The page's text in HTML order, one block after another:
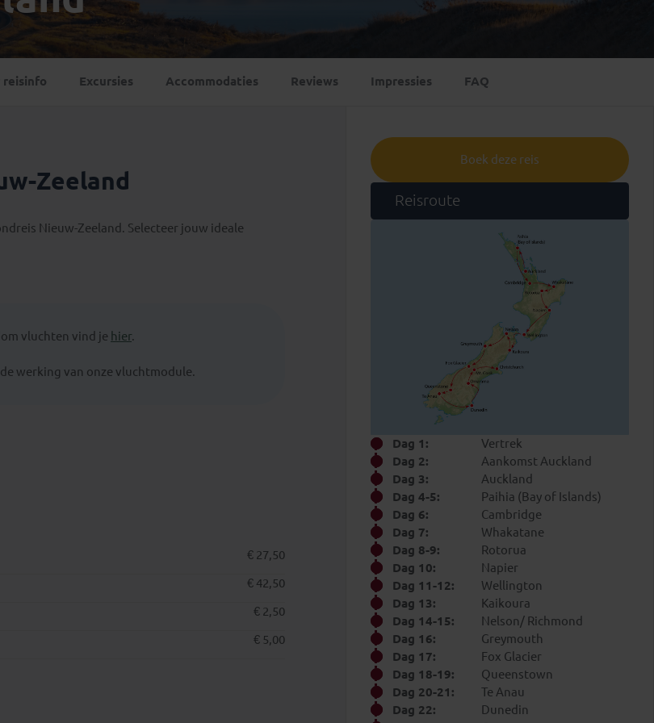
(4)
(1)
Kroatië
(2)
Montenegro
Noord-Macedonië
(1)
reisinfo Excursies Accommodaties Reviews Impressies FAQ
Zeeland
Nieuw-Zeeland. Selecteer jouw ideale
vluchten vind je hier.
werking van onze vluchtmodule.
€ 27,50
€ 42,50
€ 2,50
€ 5,00
Boek deze reis
Reisroute
Dag 1:
Vertrek
Dag 2:
Aankomst Auckland
Dag 3:
Auckland
Dag 4-5:
Paihia (Bay of Islands)
Dag 6:
Cambridge
Dag 7:
Whakatane
Dag 8-9:
Rotorua
Dag 10:
Napier
Dag 11-12:
Wellington
Dag 13:
Kaikoura
Dag 14-15:
Nelson/ Richmond
Dag 16:
Greymouth
Dag 17:
Fox Glacier
Dag 18-19:
Queenstown
Dag 20-21:
Te Anau
Dag 22:
Dunedin